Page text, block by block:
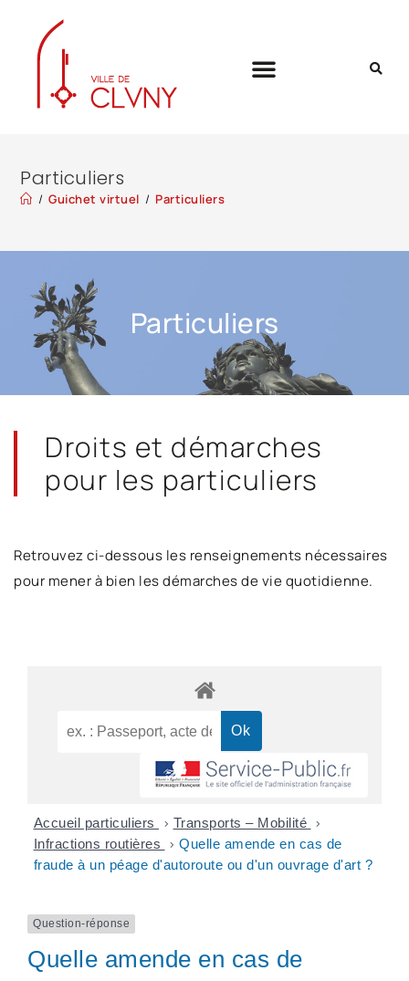
Particuliers
/ Guichet virtuel / Particuliers
Particuliers
Droits et démarches
pour les particuliers
Retrouvez ci-dessous les renseignements nécessaires
pour mener à bien les démarches de vie quotidienne.
Accueil particuliers > Transports – Mobilité >
Infractions routières > Quelle amende en cas de
fraude à un péage d'autoroute ou d'un ouvrage d'art ?
Question-réponse
Quelle amende en cas de